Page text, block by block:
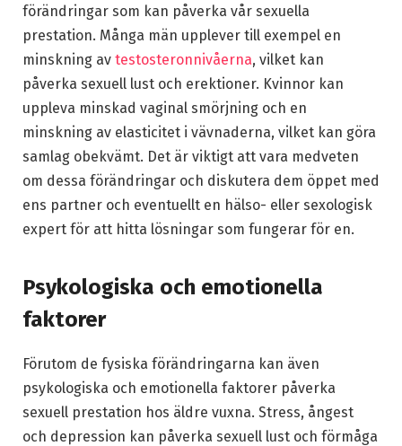
förändringar som kan påverka vår sexuella
prestation. Många män upplever till exempel en
minskning av testosteronnivåerna, vilket kan
påverka sexuell lust och erektioner. Kvinnor kan
uppleva minskad vaginal smörjning och en
minskning av elasticitet i vävnaderna, vilket kan göra
samlag obekvämt. Det är viktigt att vara medveten
om dessa förändringar och diskutera dem öppet med
ens partner och eventuellt en hälso- eller sexologisk
expert för att hitta lösningar som fungerar för en.
Psykologiska och emotionella
faktorer
Förutom de fysiska förändringarna kan även
psykologiska och emotionella faktorer påverka
sexuell prestation hos äldre vuxna. Stress, ångest
och depression kan påverka sexuell lust och förmåga